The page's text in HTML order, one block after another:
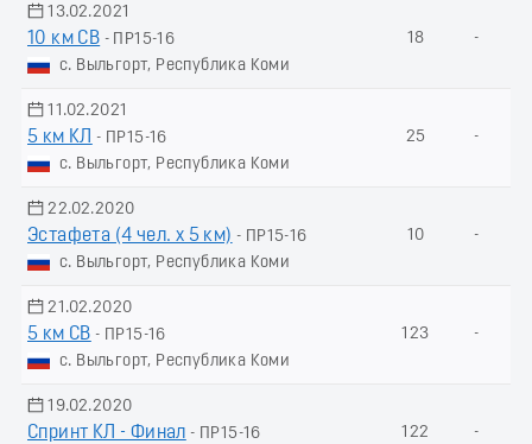
13.02.2021
10 км СВ - ПР15-16
с. Выльгорт, Республика Коми
18 -
11.02.2021
5 км КЛ
- ПР15-16
с. Выльгорт, Республика Коми
25 -
22.02.2020
Эстафета (4 чел. х 5 км) - ПР15-16
с. Выльгорт, Республика Коми
10 -
21.02.2020
5 км СВ - ПР15-16
с. Выльгорт, Республика Коми
123 -
19.02.2020
Спринт КЛ - Финал - ПР15-16
122 -